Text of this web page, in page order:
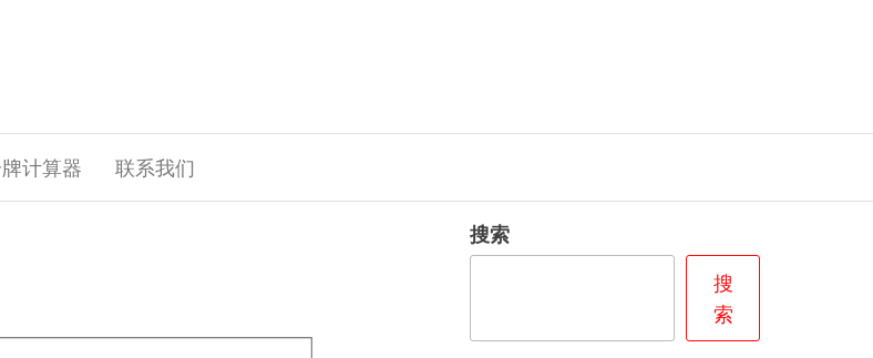
计算器 联系我们
搜索
搜
索